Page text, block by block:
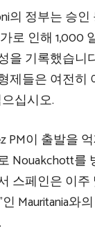
의 정부는 승
로 인해 1,000
을 기록했습니
제들은 여전히
십시오.
PM이 출발을
Nouakchott를
스페인은 이주
Mauritania와